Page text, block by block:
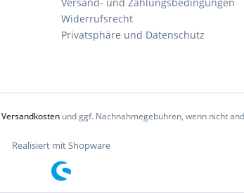
Widerrufsrecht
Privatsphäre und Datenschutz
Versandkostenund ggf. Nachnahmegebühren, wenn nicht
Realisiert mit Shopware